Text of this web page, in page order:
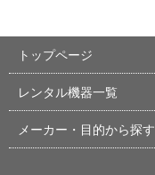
トップページ
レンタル機器一覧
メーカー・目的から探す